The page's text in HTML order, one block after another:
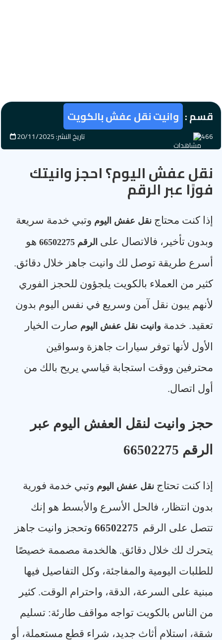
قسم : وانيت نقل عفش بالكويت
466 تاريخ النشر: 20/11/2025
نقل عفش اليوم؟ احجز وانيتك
فورًا عبر الرقم
إذا كنت محتاج نقل عفش اليوم وتبي خدمة سريعة
وبدون تأخير، فالاتصال على الرقم 66502275
هو
أسرع طريقة توصل لك وانيت جاهز خلال دقائق.
كثير من العملاء بالكويت يلجؤون للحجز الفوري
لأنهم يبون نقل آمن وسريع في نفس اليوم بدون
تعقيد. خدمة وانيت نقل عفش اليوم صارت الخيار
الأول لأنها توفر سيارات جاهزة وسواقين
محترفين ووقت استجابة قياسي يريح بالك من
أول اتصال.
حجز وانيت لنقل العفش اليوم عبر
الرقم 66502275
إذا كنت تحتاج نقل عفش اليوم وتبي خدمة فورية
بدون انتظار، فالحل الأسرع والأبسط هو إنك
تتصل على الرقم 66502275 وتحجز وانيت جاهز
يتحرك لك خلال دقائق. هالخدمة مصممة خصيصًا
للطلبات اليومية والمفاجئة، وكل التفاصيل فيها
مبنية على السرعة، الدقة، واحترام الوقت. كثير
من الناس بالكويت تواجه مواقف طارئة: تسليم
شقة، استلام أثاث جديد، شراء قطع مستعملة، أو